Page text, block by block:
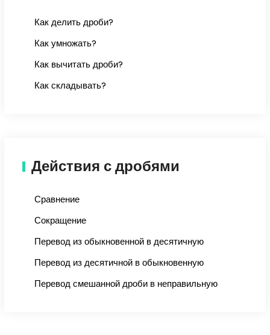
Как делить дроби?
Как умножать?
Как вычитать дроби?
Как складывать?
Действия с дробями
Сравнение
Сокращение
Перевод из обыкновенной в десятичную
Перевод из десятичной в обыкновенную
Перевод смешанной дроби в неправильную